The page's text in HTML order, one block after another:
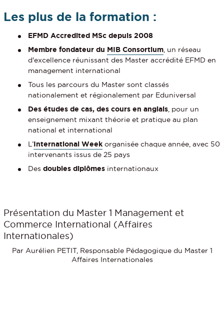
Les plus de la formation :
EFMD Accredited MSc depuis 2008
Membre fondateur du MIB Consortium , un réseau
d'excellence réunissant des Master accrédité EFMD en
management international
Tous les parcours du Master sont classés
nationalement et régionalement par Eduniversal
Des études de cas, des cours en anglais , pour un
enseignement mixant théorie et pratique au plan
national et international
L’International Week organisée chaque année, avec 50
intervenants issus de 25 pays
Des doubles diplômes internationaux
Présentation du Master 1 Management et
Commerce International (Affaires
Internationales)
Par Aurélien PETIT, Responsable Pédagogique du Master 1
Affaires Internationales